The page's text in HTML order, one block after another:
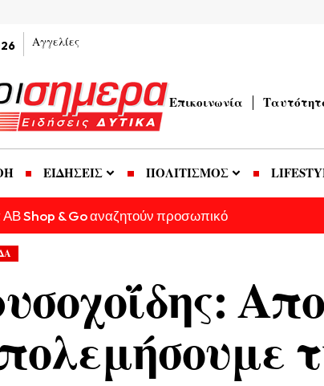
Αγγελίες
Επικοινωνία
ΕΙΔΗΣΕΙΣ ΠΟΛΙΤΙΣΜΟΣ
ΑΒ Shop & Go αναζητούν προσωπικό